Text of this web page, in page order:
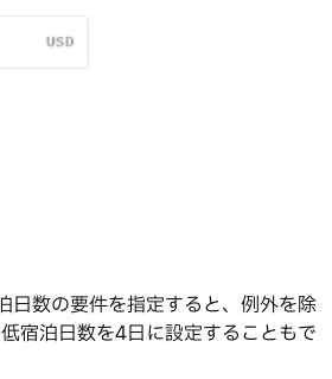
日数の要件を指定すると、例外を除
宿泊日数を4日に設定することもで